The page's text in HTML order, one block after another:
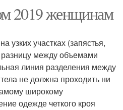
2019 женщинам
узких участках (запястья,
между объемами
линия разделения между
не должна проходить ни
широкому
одежде четкого кроя